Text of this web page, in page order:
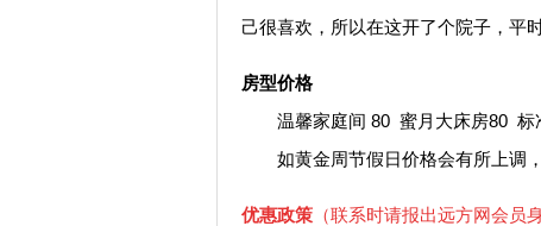
己很喜欢，所以在这开了个院子，平
房型价格
温馨家庭间 80 蜜月大床房80 标
如黄金周节假日价格会有所上调，
优惠政策 （联系时请报出远方网会员